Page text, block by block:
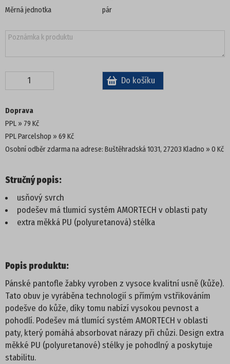
ZIMNÍ
UNISEX
PROFI
DĚTSKÁ OBUV
TENISKY
KOTNÍKOVÁ OBUV
TREKOVÉ
Měrná jednotka
pár
Doprava
PPL
79 Kč
PPL Parcelshop
69 Kč
Osobní odběr zdarma na adrese: Buštěhradská 1031, 27203 Kladno
0 Kč
Stručný popis:
usňový svrch
podešev má tlumicí systém AMORTECH v oblasti paty
extra měkká PU (polyuretanová) stélka
Popis produktu:
Pánské pantofle žabky vyroben z vysoce kvalitní usně (kůže).
Tato obuv je vyráběna technologií s přímým vstřikováním
podešve do kůže, díky tomu nabízí vysokou pevnost a
pohodlí. Podešev má tlumící systém AMORTECH v oblasti
paty, který pomáhá absorbovat nárazy při chůzi. Design extra
měkké PU (polyuretanové) stélky je pohodlný a poskytuje
stabilitu.